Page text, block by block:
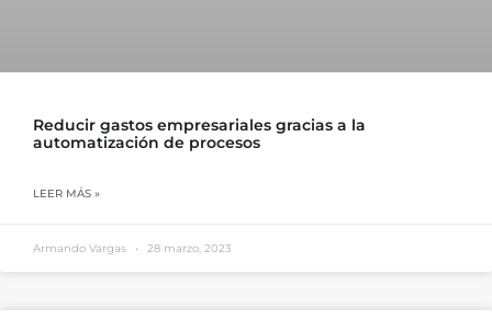
Reducir gastos empresariales gracias a la
automatización de procesos
LEER MÁS »
Armando Vargas 28 marzo, 2023